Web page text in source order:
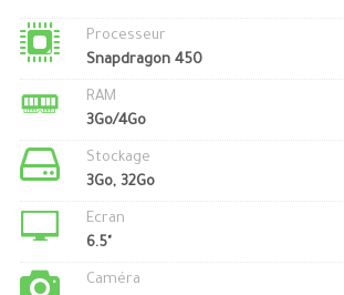
Processeur
Snapdragon 450
RAM
3Go/4Go
Stockage
3Go, 32Go
Ecran
6.5"
Caméra